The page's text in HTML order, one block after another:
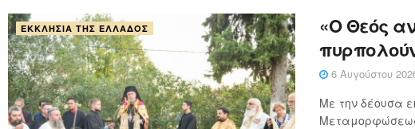
ΕΚΚΛΗΣΊΑ ΤΗΣ ΕΛΛΆΔΟΣ
«Ο Θεός
6 Αυγούστου
Με την δέουσα
Μεταμορφώσεως